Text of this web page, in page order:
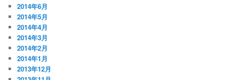
2014年6月
2014年5月
2014年4月
2014年3月
2014年2月
2014年1月
2013年12月